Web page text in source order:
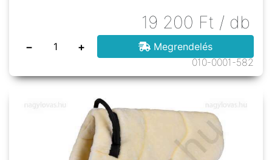
19 200 Ft / db
− +
Megrendelés
010-0001-582